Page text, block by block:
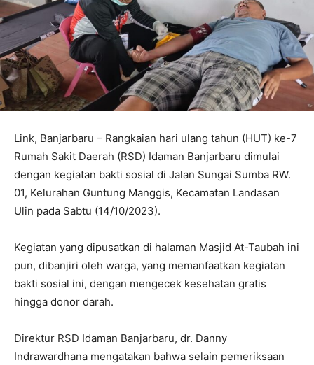
Link, Banjarbaru – Rangkaian hari ulang tahun (HUT) ke-7
Rumah Sakit Daerah (RSD) Idaman Banjarbaru dimulai
dengan kegiatan bakti sosial di Jalan Sungai Sumba RW.
01, Kelurahan Guntung Manggis, Kecamatan Landasan
Ulin pada Sabtu (14/10/2023).
Kegiatan yang dipusatkan di halaman Masjid At-Taubah ini
pun, dibanjiri oleh warga, yang memanfaatkan kegiatan
bakti sosial ini, dengan mengecek kesehatan gratis
hingga donor darah.
Direktur RSD Idaman Banjarbaru, dr. Danny
Indrawardhana mengatakan bahwa selain pemeriksaan